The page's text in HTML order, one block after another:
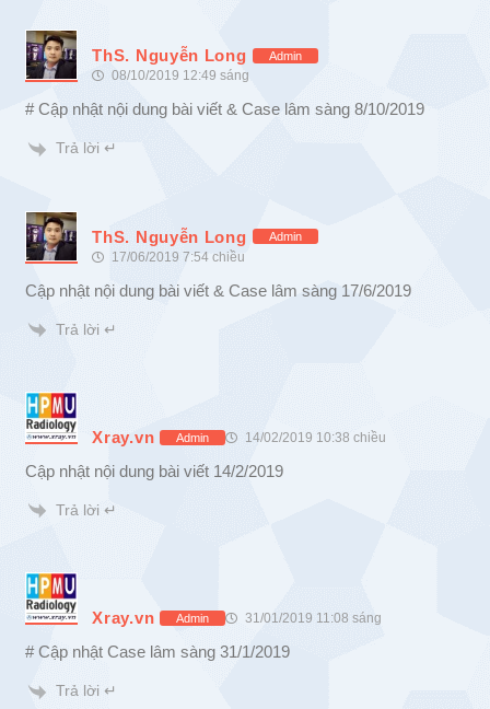
ThS. Nguyễn Long Admin
08/10/2019 12:49 sáng
# Cập nhật nội dung bài viết & Case lâm sàng 8/10/2019
Trả lời ↵
ThS. Nguyễn Long Admin
17/06/2019 7:54 chiều
Cập nhật nội dung bài viết & Case lâm sàng 17/6/2019
Trả lời ↵
Xray.vn Admin 14/02/2019 10:38 chiều
Cập nhật nội dung bài viết 14/2/2019
Trả lời ↵
Xray.vn Admin 31/01/2019 11:08 sáng
# Cập nhật Case lâm sàng 31/1/2019
Trả lời ↵